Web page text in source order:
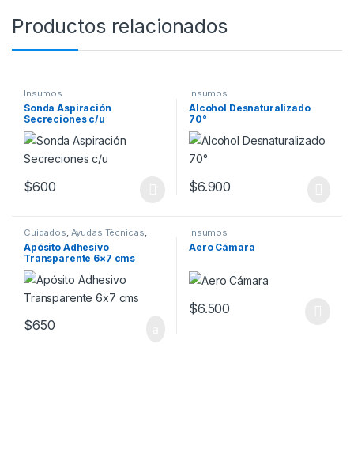
Productos relacionados
Insumos
Sonda Aspiración
Secreciones c/u
$600
Insumos
Alcohol Desnaturalizado
70°
$6.900
Cuidados, Ayudas Técnicas,
Insumos ,Vendajes
Apósito Adhesivo
Transparente 6×7 cms
$650
Insumos
Aero Cámara
$6.500